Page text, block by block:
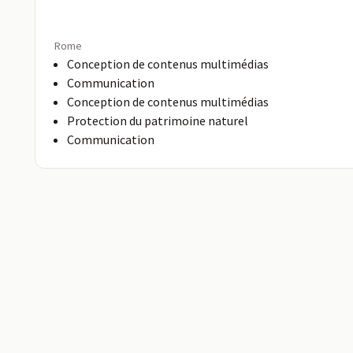
Rome
Conception de contenus multimédias
Communication
Conception de contenus multimédias
Protection du patrimoine naturel
Communication